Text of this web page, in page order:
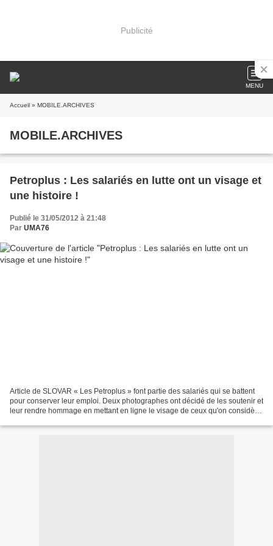
Publicité
MENU
Accueil » MOBILE.ARCHIVES
MOBILE.ARCHIVES
Petroplus : Les salariés en lutte ont un visage et
une histoire !
Publié le 31/05/2012 à 21:48
Par UMA76
Article de SLOVAR « Les Petroplus » font partie des salariés qui se battent
pour conserver leur emploi. Deux photographes ont décidé de les soutenir et
leur rendre hommage en mettant en ligne le visage de ceux qu'on considère